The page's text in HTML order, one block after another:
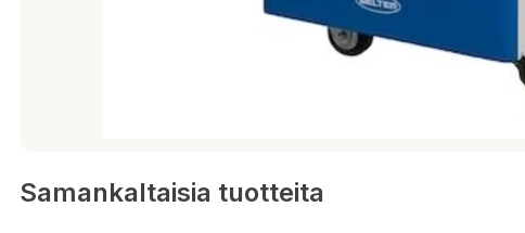
Samankaltaisia tuotteita